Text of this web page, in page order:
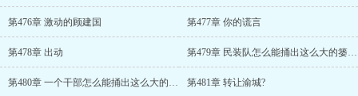
第476章 激动的顾建国 第477章 你的谎言
第478章 出动 第479章 民装队怎么能捅出这么大的篓子!
第480章 一个干部怎么能捅出这么大的篓子? 第481章 转让渝城?